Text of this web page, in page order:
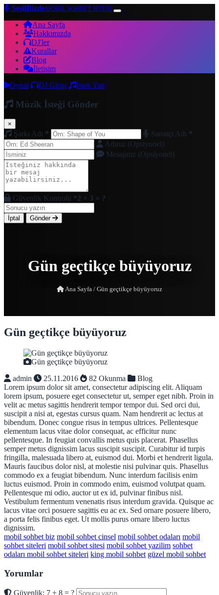
SesliBizdeMOBİL SOHBET SİTESİ
Ana Sayfa
Hakkımızda
DJ'ler
Kurallar
Blog
İletişim
Oynat
DJ Girişi İstek Yap
Müzik İsteği Gönder
×
Şarkı Adı * Sanatçı Adı *
Adınız (Opsiyonel)
Mesajınız (Opsiyonel)
Güvenlik Kontrolü *2 × 3 = ?
İptal Gönder
Gün geçtikçe büyüyoruz
Ana Sayfa / Gün geçtikçe büyüyoruz
Gün geçtikçe büyüyoruz
Gün geçtikçe büyüyoruz
admin
25.11.2016 82 Okunma
Blog
Lorem ipsum dolor sit amet, consectetur adipiscing elit. Aliquam
lorem ipsum, posuere eget consectetur ut, semper eget nibh. Proin in
velit ac metus sagittis hendrerit tempor tempor dui. Sed orci dui,
suscipit a nisi at, egestas cursus quam. Nam hendrerit ac lectus at
bibendum. Donec congue risus in tempus ultrices. Pellentesque
elementum lacus vitae dolor consequat, ac efficitur nunc
pellentesque. In feugiat convallis metus quis placerat. Phasellus
semper metus dignissim lacus suscipit suscipit. Curabitur id turpis
fringilla, malesuada libero at, euismod dui. Morbi et hendrerit ligula.
Mauris faucibus dolor nisl, at molestie nisi pulvinar quis. Phasellus
commodo ex a feugiat bibendum. Nunc interdum facilisis enim
luctus euismod. Proin in commodo enim, euismod volutpat quam.
Pellentesque mi odio, auctor ut ex id, pulvinar finibus nisl.
Vestibulum fermentum venenatis risus interdum gravida. Quisque ac
lacus vitae orci posuere sagittis eu ac ex. Sed ornare posuere libero,
a porta felis finibus eget. Ut mollis purus ornare libero luctus
dignissim.
mobil sohbet biz mobil sohbet cinsel mobil sohbet odaları mobil
sohbet siteleri mobil sohbet sitesi mobil sohbet yazilim sohbet
odaları mobil sohbet siteleri king mobil sohbet güzel mobil sohbet
Yorumlar
Güvenlik: 7 + 8 = ?